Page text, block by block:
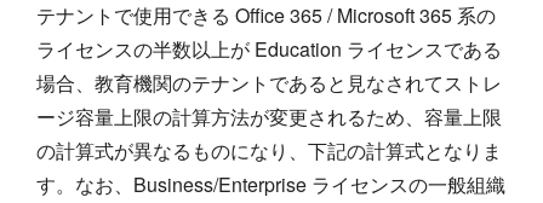
テナントで使用できる Office 365 / Microsoft 365 系の
ライセンスの半数以上が Education ライセンスである
場合、教育機関のテナントであると見なされてストレ
ージ容量上限の計算方法が変更されるため、容量上限
の計算式が異なるものになり、下記の計算式となりま
す。なお、Business/Enterprise ライセンスの一般組織